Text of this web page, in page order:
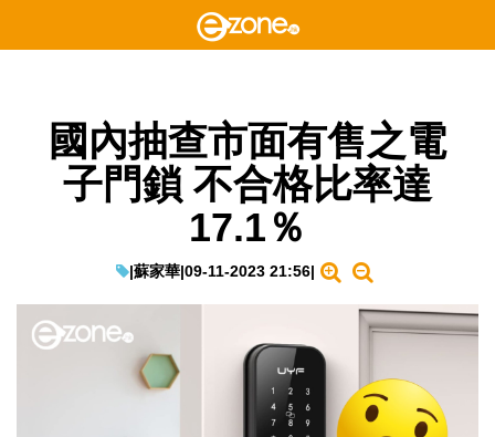
國內抽查市面有售之電
子門鎖 不合格比率達
17.1％
|蘇家華|09-11-2023 21:56|